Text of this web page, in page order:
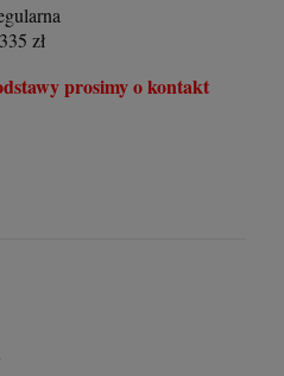
zł
prosimy o kontakt